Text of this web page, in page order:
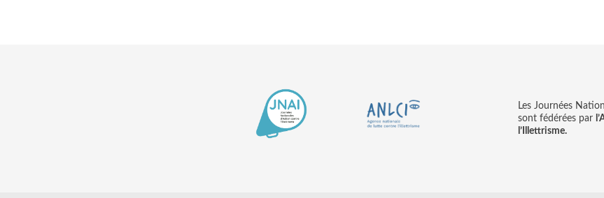
Les Journées
sont fédérées par
l’Illettrisme.